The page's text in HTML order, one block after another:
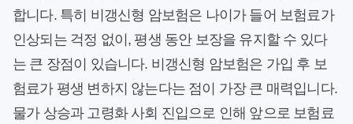
합니다. 특히 비갱신형 암보험은 나이가 들어 보험료가
인상되는 걱정 없이, 평생 동안 보장을 유지할 수 있다
는 큰 장점이 있습니다. 비갱신형 암보험은 가입 후 보
험료가 평생 변하지 않는다는 점이 가장 큰 매력입니다.
물가 상승과 고령화 사회 진입으로 인해 앞으로 보험료